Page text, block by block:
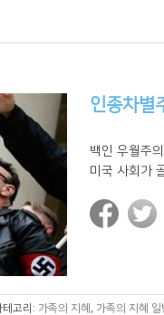
인종차별
백인 우월주
미국 사회가
테고리: 가족의 지혜 , 가족의 지혜 일